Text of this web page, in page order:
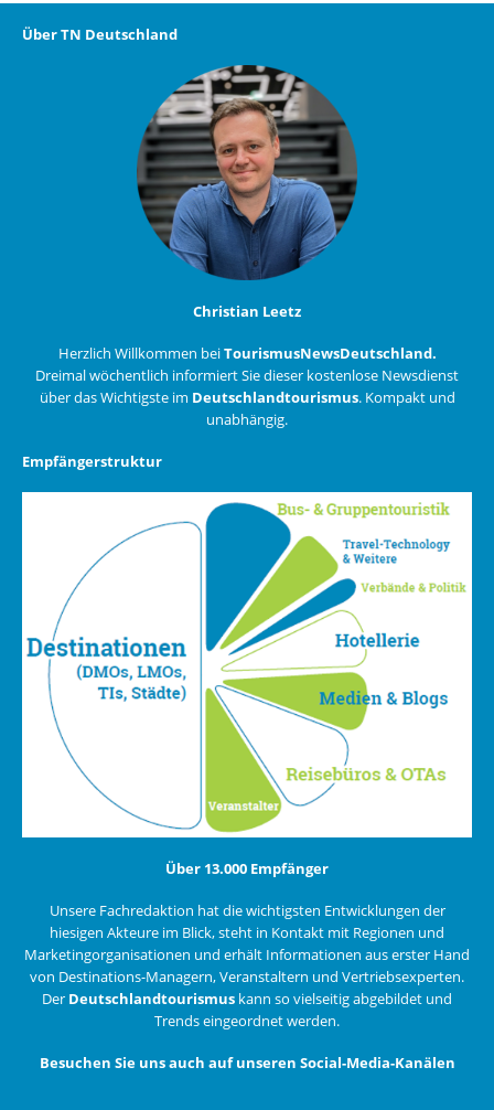
Über TN Deutschland
Christian Leetz
Herzlich Willkommen beiTourismusNewsDeutschland.
Dreimal wöchentlich informiert Sie dieser kostenlose Newsdienst
über das Wichtigste im Deutschlandtourismus. Kompakt und
unabhängig.
Empfängerstruktur
Über 13.000 Empfänger
Unsere Fachredaktion hat die wichtigsten Entwicklungen der
hiesigen Akteure im Blick, steht in Kontakt mit Regionen und
Marketingorganisationen und erhält Informationen aus erster Hand
von Destinations-Managern, Veranstaltern und Vertriebsexperten.
Der Deutschlandtourismus kann so vielseitig abgebildet und
Trends eingeordnet werden.
Besuchen Sie uns auch auf unseren Social-Media-Kanälen